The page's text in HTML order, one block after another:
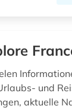
öffentliches recht (1)
und
aktuelle